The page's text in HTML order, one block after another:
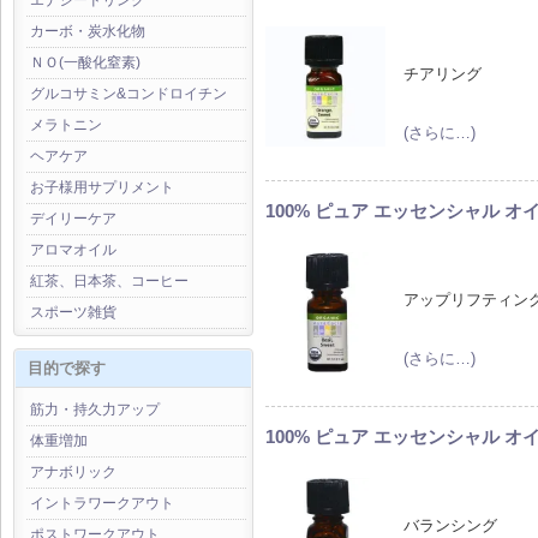
カーボ・炭水化物
ＮＯ(一酸化窒素)
グルコサミン&コンドロイチン
メラトニン
ヘアケア
お子様用サプリメント
デイリーケア
アロマオイル
紅茶、日本茶、コーヒー
スポーツ雑貨
目的で探す
筋力・持久力アップ
体重増加
アナボリック
イントラワークアウト
チアリング
(さらに…)
100% ピュア エッセンシャル オ
アップリフティン
(さらに…)
100% ピュア エッセンシャル オ
バランシング